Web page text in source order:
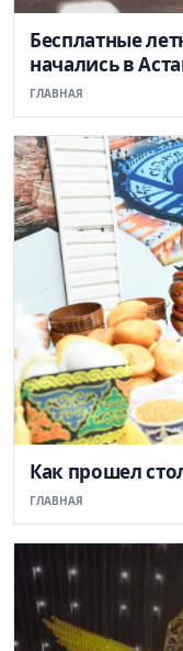
Бесплатные
начались в
ГЛАВНАЯ
Как прошел
ГЛАВНАЯ